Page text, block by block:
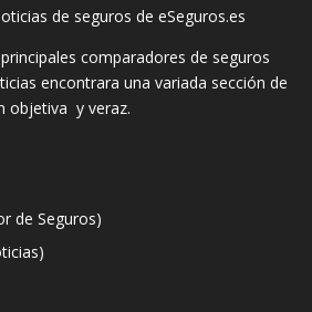
de seguros de eSeguros.es
comparadores de seguros
encontrara una variada sección de
objetiva y veraz.
de Seguros)